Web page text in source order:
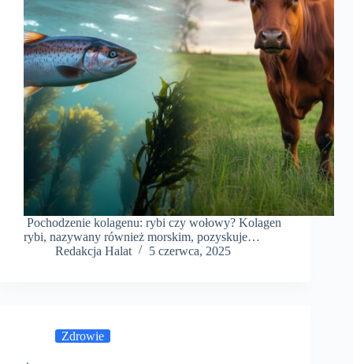
Pochodzenie kolagenu: rybi czy wołowy? Kolagen
rybi, nazywany również morskim, pozyskuje…
Redakcja Halat
5 czerwca, 2025
Zdrowie